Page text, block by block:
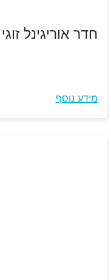
חדר אוריגינל זוגי
מידע נוסף